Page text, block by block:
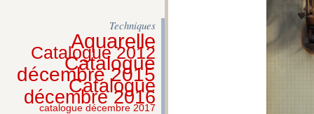
Techniques
Aquarelle
Catalogue 2012
Catalogue
décembre 2015
Catalogue
décembre 2016
catalogue décembre 2017